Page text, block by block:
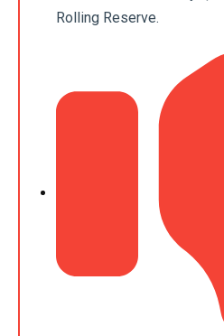
Rolling Reserve.